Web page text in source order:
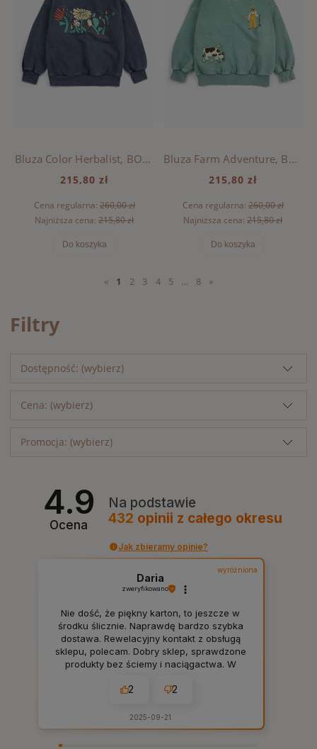
Bluza Color Herbalist, BOBO CHOSES - NAVY BLUE
215,80 zł
Cena regularna:260,00 zł
Najniższa cena: 215,80 zł
Do koszyka
Bluza Farm Adventure, BOBO CHOSES - GREEN
215,80 zł
Cena regularna:260,00 zł
Najniższa cena: 215,80 zł
Do koszyka
« 1 2 3 4 5 ... 8 »
Filtry
Dostępność: (wybierz)
Cena: (wybierz)
Promocja: (wybierz)
4.9
Ocena
Na podstawie
432 opinii z całego okresu
Jak zbieramy opinie?
wyróżniona
Daria
zweryfikowano
Nie dość, że piękny karton, to jeszcze w
środku ślicznie. Naprawdę bardzo szybka
dostawa. Rewelacyjny kontakt z obsługą
sklepu, polecam. Dobry sklep, sprawdzone
produkty bez ściemy i naciągactwa. W
2 2
2025-09-21